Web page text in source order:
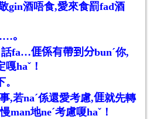
gin酒唔食,愛來食罰fad酒
。
fa…𠊎係有帶到分bunˊ你,
haˇ！
,若naˊ係還愛考慮,𠊎就先轉
man地neˊ考慮嗄haˇ！